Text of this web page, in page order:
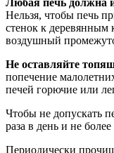
Нельзя, чтобы печь
стенок к деревянным
воздушный
Не оставляйте
попечение
печей горючие или
Чтобы не допускать
раза в день и не
Периодически